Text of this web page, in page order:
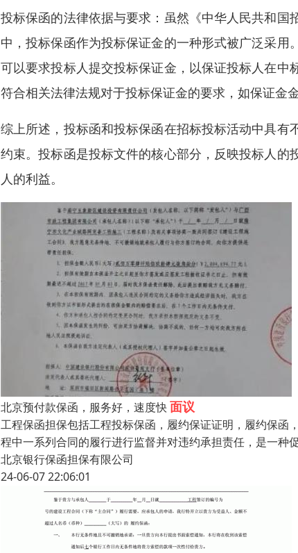
投标保函的法律依据与要求：虽然《中华人民共和
中，投标保函作为投标保证金的一种形式被广泛采
可以要求投标人提交投标保证金，以保证投标人在
符合相关法律法规对于投标保证金的要求，如保证金
综上所述，投标函和投标保函在招标投标活动中具
约束。投标函是投标文件的核心部分，反映投标人
人的利益。
北京预付款保函，服务好，速度快面议
工程保函担保包括工程投标保函，履约保证证明，履约保
程中一系列合同的履行进行监督并对违约承担责任，是一
北京银行保函担保有限公司
24-06-07 22:06:01